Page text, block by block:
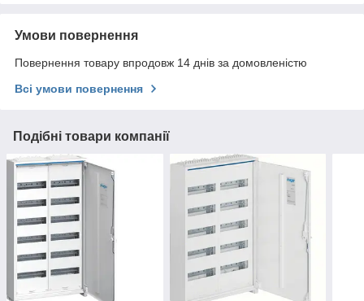
Умови повернення
Повернення товару впродовж 14 днів за домовленістю
Всі умови повернення
Подібні товари компанії